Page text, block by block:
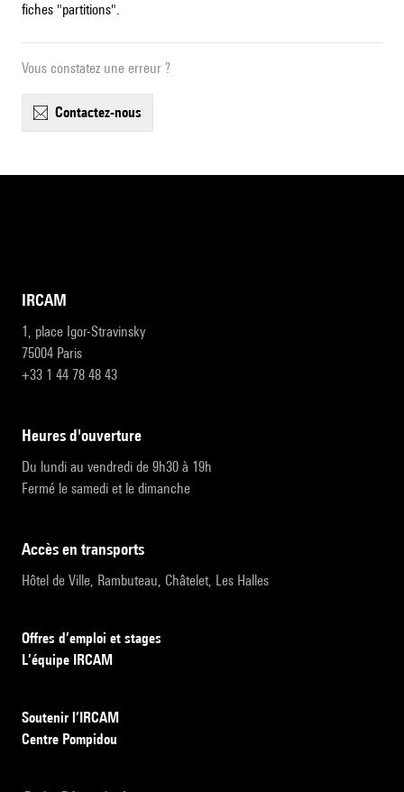
fiches "partitions".
Vous constatez une erreur ?
contactez-nous
IRCAM
1, place Igor-Stravinsky
75004 Paris
+33 1 44 78 48 43
heures d'ouverture
Du lundi au vendredi de 9h30 à 19h
Fermé le samedi et le dimanche
accès en transports
Hôtel de Ville, Rambuteau, Châtelet, Les Halles
Offres d’emploi et stages
L’équipe IRCAM
Soutenir l’IRCAM
Centre Pompidou